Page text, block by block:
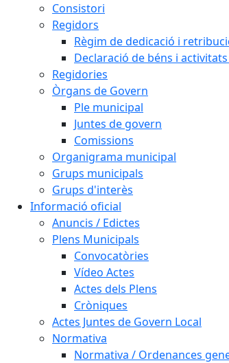
Consistori
Regidors
Règim de dedicació i
Declaració de béns i
Regidories
Òrgans de Govern
Ple municipal
Juntes de govern
Comissions
Organigrama municipal
Grups municipals
Grups d'interès
Informació oficial
Anuncis / Edictes
Plens Municipals
Convocatòries
Vídeo Actes
Actes dels Plens
Cròniques
Actes Juntes de Govern Local
Normativa
Normativa / Ordenances